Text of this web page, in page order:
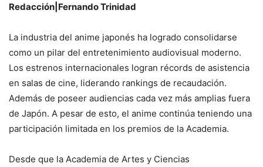
Redacción|Fernando Trinidad
La industria del anime japonés ha logrado consolidarse
como un pilar del entretenimiento audiovisual moderno.
Los estrenos internacionales logran récords de asistencia
en salas de cine, liderando rankings de recaudación.
Además de poseer audiencias cada vez más amplias fuera
de Japón. A pesar de esto, el anime continúa teniendo una
participación limitada en los premios de la Academia.
Desde que la Academia de Artes y Ciencias